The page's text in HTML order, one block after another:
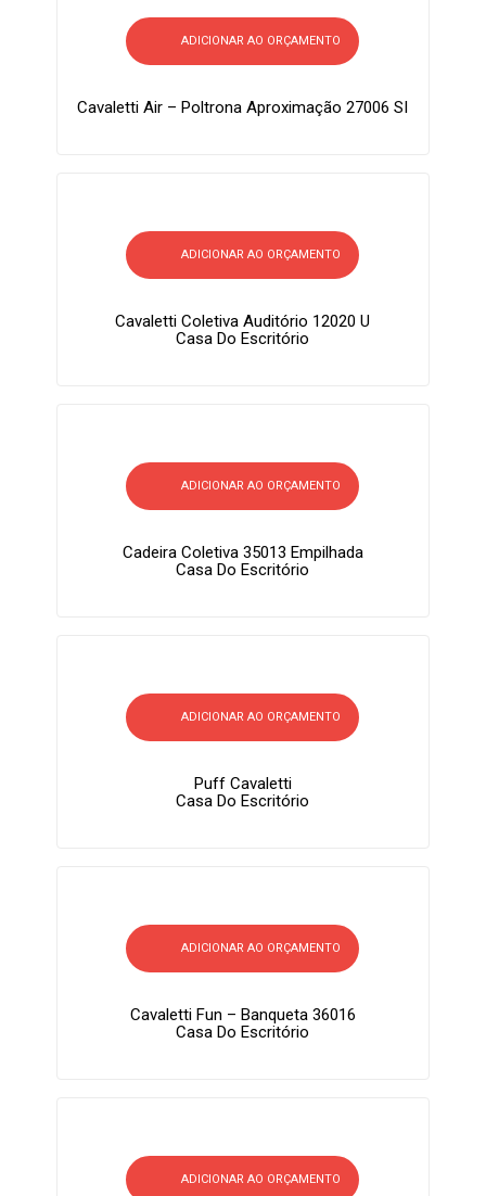
ADICIONAR AO ORÇAMENTO
Cavaletti Air – Poltrona Aproximação 27006 SI
ADICIONAR AO ORÇAMENTO
Cavaletti Coletiva Auditório 12020 U
Casa Do Escritório
ADICIONAR AO ORÇAMENTO
Cadeira Coletiva 35013 Empilhada
Casa Do Escritório
ADICIONAR AO ORÇAMENTO
Puff Cavaletti
Casa Do Escritório
ADICIONAR AO ORÇAMENTO
Cavaletti Fun – Banqueta 36016
Casa Do Escritório
ADICIONAR AO ORÇAMENTO